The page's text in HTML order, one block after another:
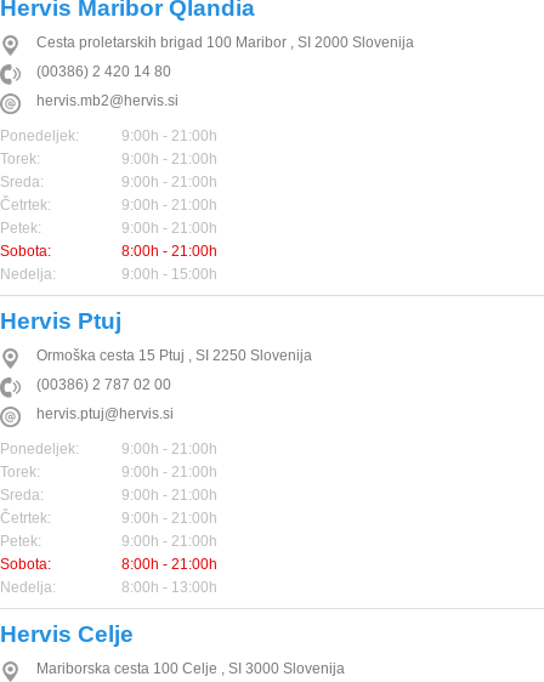
Hervis Maribor Qlandia
Cesta proletarskih brigad 100 Maribor , SI 2000 Slovenija
(00386) 2 420 14 80
hervis.mb2@hervis.si
Ponedeljek:
9:00h - 21:00h
Torek:
9:00h - 21:00h
Sreda:
9:00h - 21:00h
Četrtek:
9:00h - 21:00h
Petek:
9:00h - 21:00h
Sobota:
8:00h - 21:00h
Nedelja:
9:00h - 15:00h
Hervis Ptuj
Ormoška cesta 15 Ptuj , SI 2250 Slovenija
(00386) 2 787 02 00
hervis.ptuj@hervis.si
Ponedeljek:
9:00h - 21:00h
Torek:
9:00h - 21:00h
Sreda:
9:00h - 21:00h
Četrtek:
9:00h - 21:00h
Petek:
9:00h - 21:00h
Sobota:
8:00h - 21:00h
Nedelja:
8:00h - 13:00h
Hervis Celje
Mariborska cesta 100 Celje , SI 3000 Slovenija